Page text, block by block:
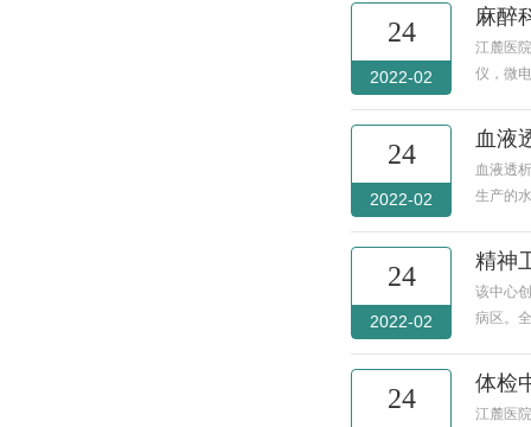
24
2022-02
麻醉
江麓医
仪，微
24
2022-02
血液
血液透
生产的
24
2022-02
精神
该中心
病区。
24
体检
江麓医